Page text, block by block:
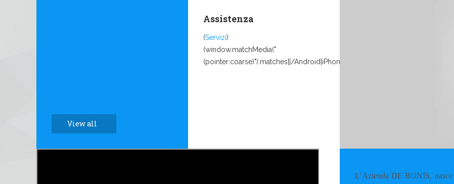
View all
Assistenza
(Servizi)
(window.matchMedia("
(pointer:coarse)").matches||/
L’Azienda DE BONIS,